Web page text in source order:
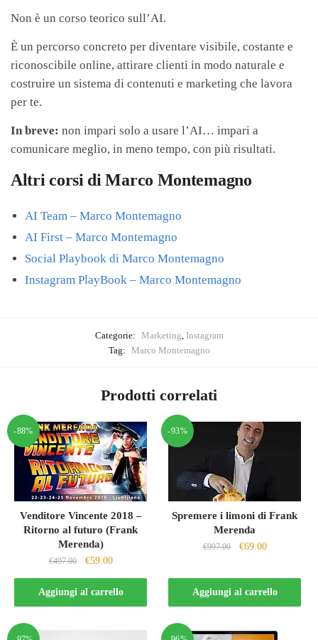
Non è un corso teorico sull’AI.
È un percorso concreto per diventare visibile, costante e
riconoscibile online, attirare clienti in modo naturale e
costruire un sistema di contenuti e marketing che lavora
per te.
In breve: non impari solo a usare l’AI… impari a
comunicare meglio, in meno tempo, con più risultati.
Altri corsi di Marco Montemagno
AI Team – Marco Montemagno
AI First – Marco Montemagno
Social Playbook di Marco Montemagno
Instagram PlayBook – Marco Montemagno
Categorie: Marketing Instagram
Tag: Marco Montemagno
Prodotti correlati
-88%
Venditore Vincente 2018 –
Ritorno al futuro (Frank
Merenda)
€497.00
Il
prezzo
originale
era:
€59.00Il
prezzo
attuale
è:
Aggiungi al carrello
-93%
Spremere i limoni di Frank
Merenda
€997.00
Il
originale
era:
€997.00.
€69.00Il
attuale
è:
€69.00.
Aggiungi al carrello